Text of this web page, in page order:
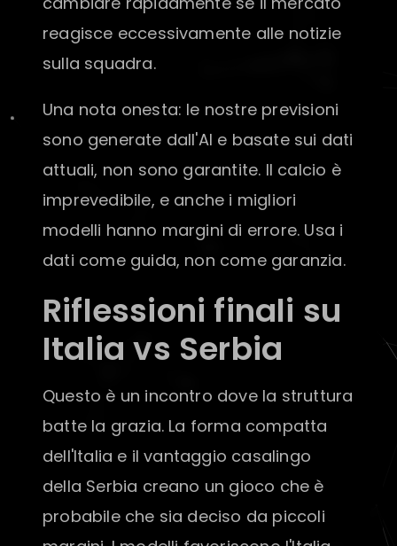
reagisce eccessivamente alle notizie
sulla squadra.
Una nota onesta: le nostre previsioni
sono generate dall'AI e basate sui dati
attuali, non sono garantite. Il calcio è
imprevedibile, e anche i migliori
modelli hanno margini di errore. Usa i
dati come guida, non come garanzia.
Riflessioni finali su
Italia vs Serbia
Questo è un incontro dove la struttura
batte la grazia. La forma compatta
dell'Italia e il vantaggio casalingo
della Serbia creano un gioco che è
probabile che sia deciso da piccoli